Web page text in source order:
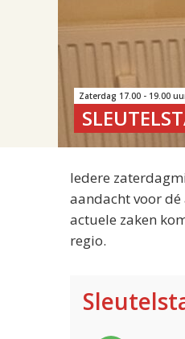
Zaterdag 17.00 - 19.00
Iedere
aandacht voor
actuele zaken
regio.